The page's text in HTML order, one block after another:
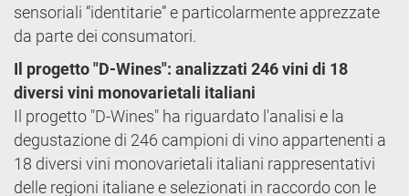
sensoriali “identitarie” e particolarmente apprezzate
da parte dei consumatori.
Il progetto "D-Wines": analizzati 246 vini di 18
diversi vini monovarietali italiani
Il progetto "D-Wines" ha riguardato l'analisi e la
degustazione di 246 campioni di vino appartenenti a
18 diversi vini monovarietali italiani rappresentativi
delle regioni italiane e selezionati in raccordo con le